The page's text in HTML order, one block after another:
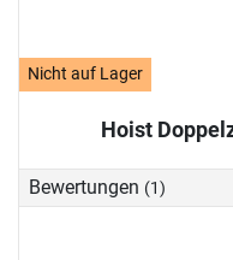
Nicht auf Lager
Hoist
Bewertungen (1)